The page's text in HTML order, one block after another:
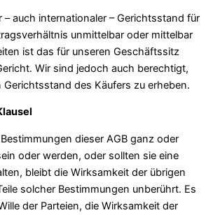
auch internationaler – Gerichtsstand für
unmittelbar oder mittelbar
ist das für unseren Geschäftssitz
Wir sind jedoch auch berechtigt,
Gerichtsstand des Käufers zu erheben.
dieser AGB ganz oder
oder werden, oder sollten sie eine
bleibt die Wirksamkeit der übrigen
solcher Bestimmungen unberührt. Es
der Parteien, die Wirksamkeit der